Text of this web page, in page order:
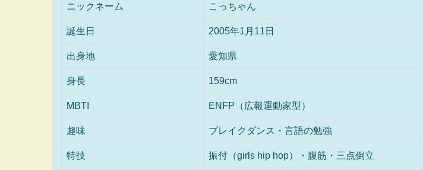
ニックネーム こっちゃん
誕生日 2005年1月11日
出身地 愛知県
身長 159cm
MBTI ENFP（広報運動家型）
趣味 ブレイクダンス・言語の勉強
特技 振付（girls hip hop）・腹筋・三点倒立